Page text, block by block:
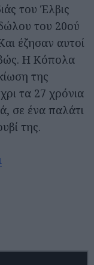
του Έλβις
του 20ού
έζησαν αυτοί
Η Κόπολα
της
τα 27 χρόνια
σε ένα παλάτι
της.